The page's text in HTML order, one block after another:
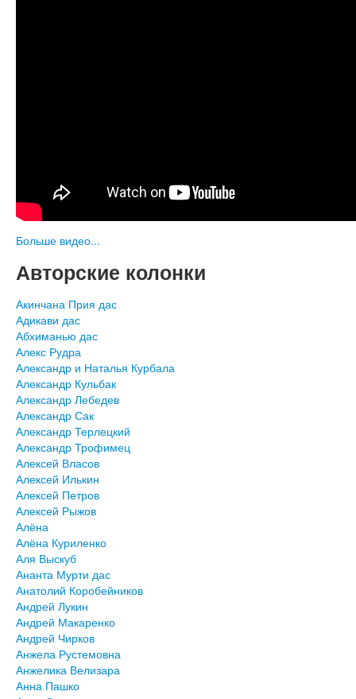
Больше видео...
Авторские колонки
Акинчана Прия дас
Адикави дас
Абхиманью дас
Алекс Рудра
Александр и Наталья Курбала
Александр Кульбак
Александр Лебедев
Александр Сак
Александр Терлецкий
Александр Трофимец
Алексей Власов
Алексей Илькин
Алексей Петров
Алексей Рыжов
Алёна
Алёна Куриленко
Аля Выскуб
Ананта Мурти дас
Анатолий Коробейников
Андрей Лукин
Андрей Макаренко
Андрей Чирков
Анжела Рустемовна
Анжелика Велизара
Анна Пашко